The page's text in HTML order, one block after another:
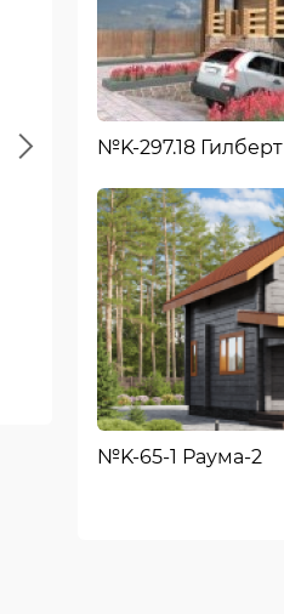
Второй этаж
Next №K-297.18 Гилберт
№K-65-1 Раума-2